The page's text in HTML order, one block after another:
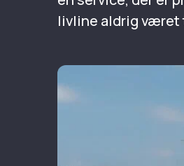
livline aldrig været